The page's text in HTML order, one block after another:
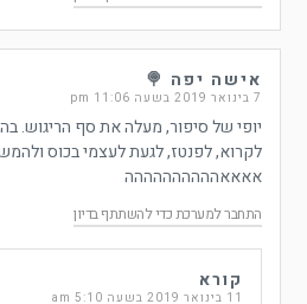
אישה יפה 🍭
7 בינואר 2019 בשעה 11:06 pm
יופי של סיפור, מעלה את סף הריגוש.
לקרוא, לפנטז, לגעת לעצמי בכוס
אאאאהההההההההה
התחבר למערכת כדי להשתתף בדיון
קורא
11 בינואר 2019 בשעה 5:10 am